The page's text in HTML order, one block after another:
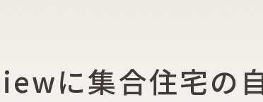
に集合住宅の